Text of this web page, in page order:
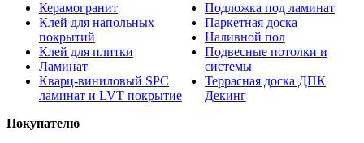
Керамогранит
Клей для напольных
покрытий
Клей для плитки
Ламинат
Кварц-виниловый SPC
ламинат и LVT покрытие
Подложка под ламинат
Паркетная доска
Наливной пол
Подвесные потолки и
системы
Террасная доска ДПК
Декинг
Покупателю